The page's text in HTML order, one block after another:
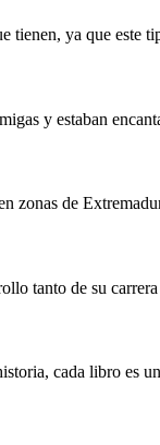
tienen, ya que este
y estaban
zonas de
tanto de su
cada libro es